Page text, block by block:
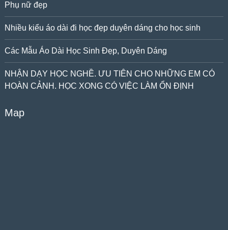
Phụ nữ đẹp
Nhiều kiểu áo dài đi học đẹp duyên dáng cho học sinh
Các Mẫu Áo Dài Học Sinh Đẹp, Duyên Dáng
NHẬN DẠY HỌC NGHỀ. ƯU TIÊN CHO NHỮNG EM CÓ
HOÀN CẢNH. HỌC XONG CÓ VIỆC LÀM ỔN ĐỊNH
Map